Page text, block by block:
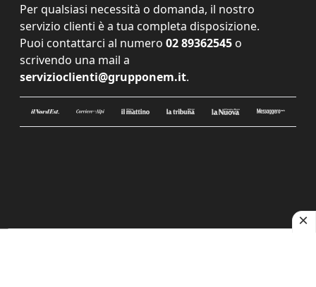
Per qualsiasi necessità o domanda, il nostro
servizio clienti è a tua completa disposizione.
Puoi contattarci al numero 02 89362545 o
scrivendo una mail a
servizioclienti@grupponem.it.